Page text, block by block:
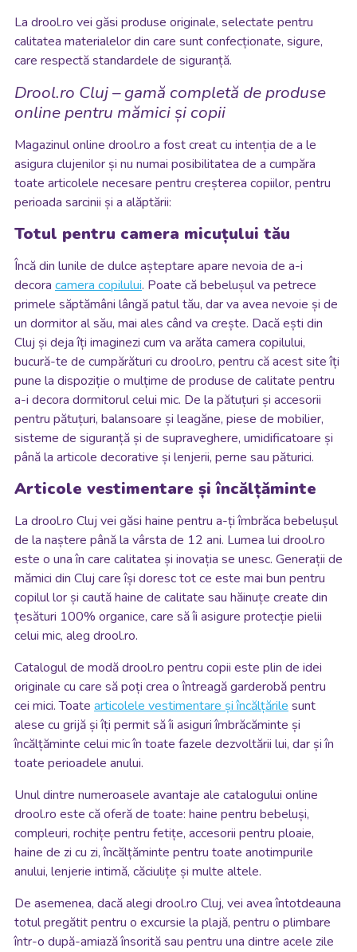
La drool.ro vei găsi produse originale, selectate pentru
calitatea materialelor din care sunt confecționate, sigure,
care respectă standardele de siguranță.
Drool.ro Cluj – gamă completă de produse
online pentru mămici și copii
Magazinul online drool.ro a fost creat cu intenția de a le
asigura clujenilor și nu numai posibilitatea de a cumpăra
toate articolele necesare pentru creșterea copiilor, pentru
perioada sarcinii și a alăptării:
Totul pentru camera micuțului tău
Încă din lunile de dulce așteptare apare nevoia de a-i
decora camera copilului. Poate că bebelușul va petrece
primele săptămâni lângă patul tău, dar va avea nevoie și de
un dormitor al său, mai ales când va crește. Dacă ești din
Cluj și deja îți imaginezi cum va arăta camera copilului,
bucură-te de cumpărături cu drool.ro, pentru că acest site îți
pune la dispoziție o mulțime de produse de calitate pentru
a-i decora dormitorul celui mic. De la pătuțuri și accesorii
pentru pătuțuri, balansoare și leagăne, piese de mobilier,
sisteme de siguranță și de supraveghere, umidificatoare și
până la articole decorative și lenjerii, perne sau păturici.
Articole vestimentare și încălțăminte
La drool.ro Cluj vei găsi haine pentru a-ți îmbrăca bebelușul
de la naștere până la vârsta de 12 ani. Lumea lui drool.ro
este o una în care calitatea și inovația se unesc. Generații de
mămici din Cluj care își doresc tot ce este mai bun pentru
copilul lor și caută haine de calitate sau hăinuțe create din
țesături 100% organice, care să îi asigure protecție pielii
celui mic, aleg drool.ro.
Catalogul de modă drool.ro pentru copii este plin de idei
originale cu care să poți crea o întreagă garderobă pentru
cei mici. Toate articolele vestimentare și încălțările sunt
alese cu grijă și îți permit să îi asiguri îmbrăcăminte și
încălțăminte celui mic în toate fazele dezvoltării lui, dar și în
toate perioadele anului.
Unul dintre numeroasele avantaje ale catalogului online
drool.ro este că oferă de toate: haine pentru bebeluși,
compleuri, rochițe pentru fetițe, accesorii pentru ploaie,
haine de zi cu zi, încălțăminte pentru toate anotimpurile
anului, lenjerie intimă, căciulițe și multe altele.
De asemenea, dacă alegi drool.ro Cluj, vei avea întotdeauna
totul pregătit pentru o excursie la plajă, pentru o plimbare
într-o după-amiază însorită sau pentru una dintre acele zile